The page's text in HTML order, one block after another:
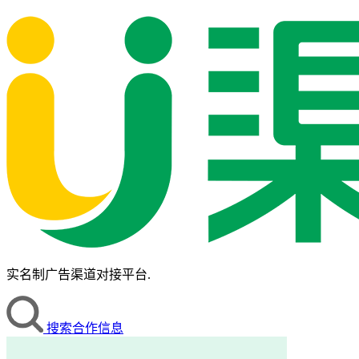
实名制广告渠道对接平台.
搜索合作信息